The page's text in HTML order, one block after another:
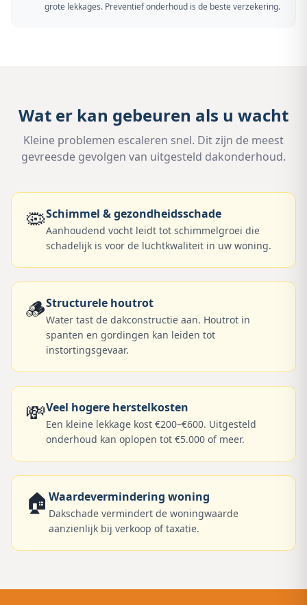
grote lekkages. Preventief onderhoud is de beste verzekering.
Wat er kan gebeuren als u wacht
Kleine problemen escaleren snel. Dit zijn de meest
gevreesde gevolgen van uitgesteld dakonderhoud.
🦠Schimmel & gezondheidsschade
Aanhoudend vocht leidt tot schimmelgroei die
schadelijk is voor de luchtkwaliteit in uw woning.
🪵Structurele houtrot
Water tast de dakconstructie aan. Houtrot in
spanten en gordingen kan leiden tot
instortingsgevaar.
💸Veel hogere herstelkosten
Een kleine lekkage kost €200–€600. Uitgesteld
onderhoud kan oplopen tot €5.000 of meer.
🏠 Waardevermindering woning
Dakschade vermindert de woningwaarde
aanzienlijk bij verkoop of taxatie.